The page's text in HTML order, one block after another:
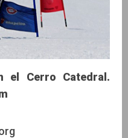
el Cerro Catedral.